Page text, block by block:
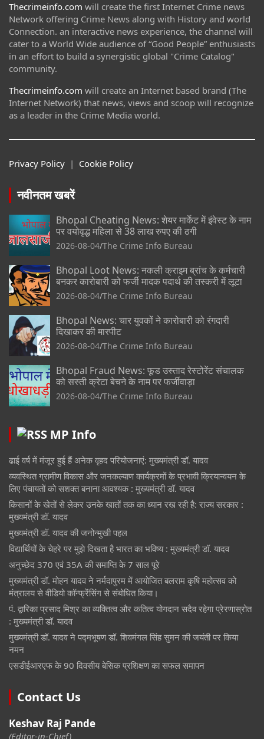
Thecrimeinfo.com will create the first Internet Crime news
Network offering Crime News along with History and world
Connection. an interactive news experience, the channel will
cater to a World Wide audience of “Good People” enthusiasts
in an effort to build a synergistic global "Crime Catalog"
community.
Thecrimeinfo.com will create an Internet based brand (The
Internet Network) that news, views and scoop will recognize
as a leader in the Crime Media world.
Privacy Policy | Cookie Policy
नवीनतम खबरें
Bhopal Cheating News: शेयर मार्केट में इंवेस्ट के नाम
पर वयोवृद्ध महिला से 38 लाख रुपए की ठगी
2026-08-04 The Crime Info Bureau
Bhopal Loot News: नकली क्राइम ब्रांच के कर्मचारी
बनकर कारोबारी को फर्जी मादक पदार्थ की तस्करी में लूटा
2026-08-04 The Crime Info Bureau
Bhopal News: चार युवकों ने कारोबारी को रंगदारी
दिखाकर की मारपीट
2026-08-04 The Crime Info Bureau
Bhopal Fraud News: फूड उस्ताद रेस्टोरेंट संचालक
को सस्ती क्रेटा बेचने के नाम पर फर्जीवाड़ा
2026-08-04 The Crime Info Bureau
MP Info
ढाई वर्ष में मंजूर हुई हैं अनेक वृहद परियोजनाएं: मुख्यमंत्री डॉ. यादव
व्यवस्थित ग्रामीण विकास और जनकल्याण कार्यक्रमों के प्रभावी क्रियान्वयन के
लिए पंचायतों को सशक्त बनाना आवश्यक : मुख्यमंत्री डॉ. यादव
किसानों के खेतों से लेकर उनके खातों तक का ध्यान रख रही है: राज्य सरकार :
मुख्यमंत्री डॉ. यादव
मुख्यमंत्री डॉ. यादव की जनोन्मुखी पहल
विद्यार्थियों के चेहरे पर मुझे दिखता है भारत का भविष्य : मुख्यमंत्री डॉ. यादव
अनुच्छेद 370 एवं 35A की समाप्ति के 7 साल पूरे
मुख्यमंत्री डॉ. मोहन यादव ने नर्मदापुरम में आयोजित बलराम कृषि महोत्सव को
मंत्रालय से वीडियो कॉन्फ्रेंसिंग से संबोधित किया।
पं. द्वारिका प्रसाद मिश्र का व्यक्तित्व और कतित्व योगदान सदैव रहेगा प्रेरणास्रोत
: मुख्यमंत्री डॉ. यादव
मुख्यमंत्री डॉ. यादव ने पद्मभूषण डॉ. शिवमंगल सिंह सुमन की जयंती पर किया
नमन
एसडीईआरएफ के 90 दिवसीय बेसिक प्रशिक्षण का सफल समापन
Contact Us
Keshav Raj Pande
(Editor-in-Chief)